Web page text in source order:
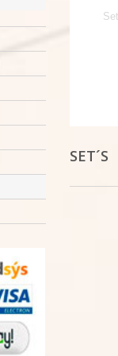
SET´S